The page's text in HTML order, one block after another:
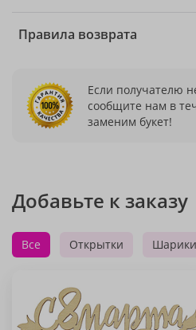
Правила возврата
Если получателю
сообщите нам в
заменим букет!
Добавьте к заказу
Все Открытки Шарики